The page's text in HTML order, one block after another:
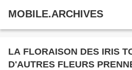
MOBILE.ARCHIVES
LA FLORAISON DES IRIS
D'AUTRES FLEURS